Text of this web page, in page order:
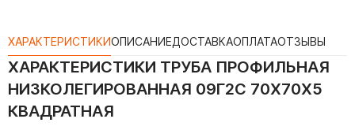
ХАРАКТЕРИСТИКИОПИСАНИЕДОСТАВКАОПЛАТАОТЗЫВЫ
ХАРАКТЕРИСТИКИ ТРУБА ПРОФИЛЬНАЯ
НИЗКОЛЕГИРОВАННАЯ 09Г2С 70Х70Х5
КВАДРАТНАЯ